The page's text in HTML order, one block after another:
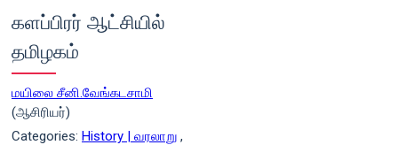
களப்பிரர் ஆட்சியில்
தமிழகம்
மயிலை சீனி.வேங்கடசாமி
(ஆசிரியர்)
Categories: History | வரலாறு ,